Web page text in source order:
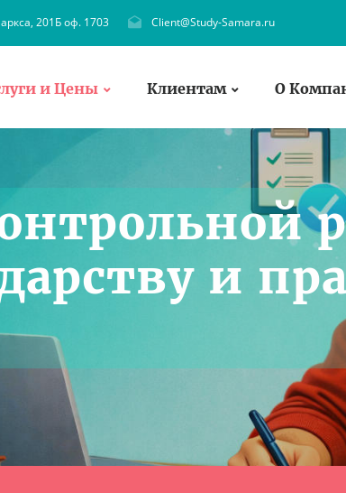
201Б оф. 1703 Client@Study-Samara.ru
и Цены Клиентам О
и